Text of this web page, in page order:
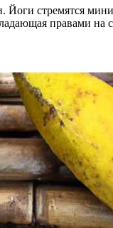
Йоги стремятся
правами на